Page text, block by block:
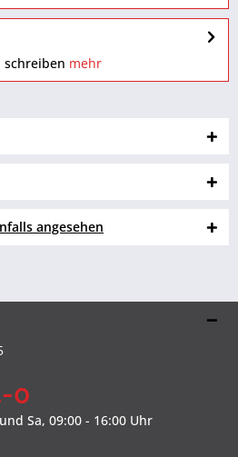
schreiben mehr
angesehen
0
Sa, 09:00 - 16:00 Uhr